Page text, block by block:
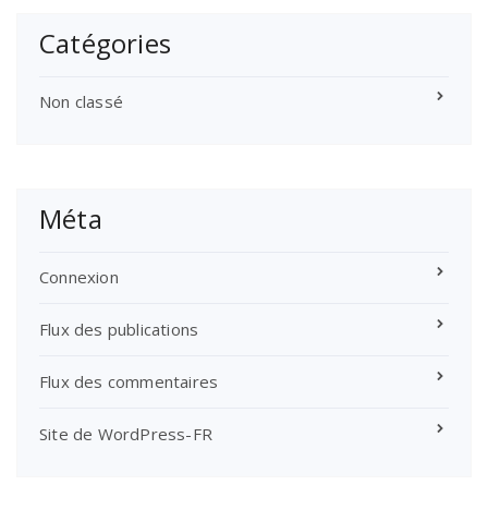
Catégories
Non classé
Méta
Connexion
Flux des publications
Flux des commentaires
Site de WordPress-FR